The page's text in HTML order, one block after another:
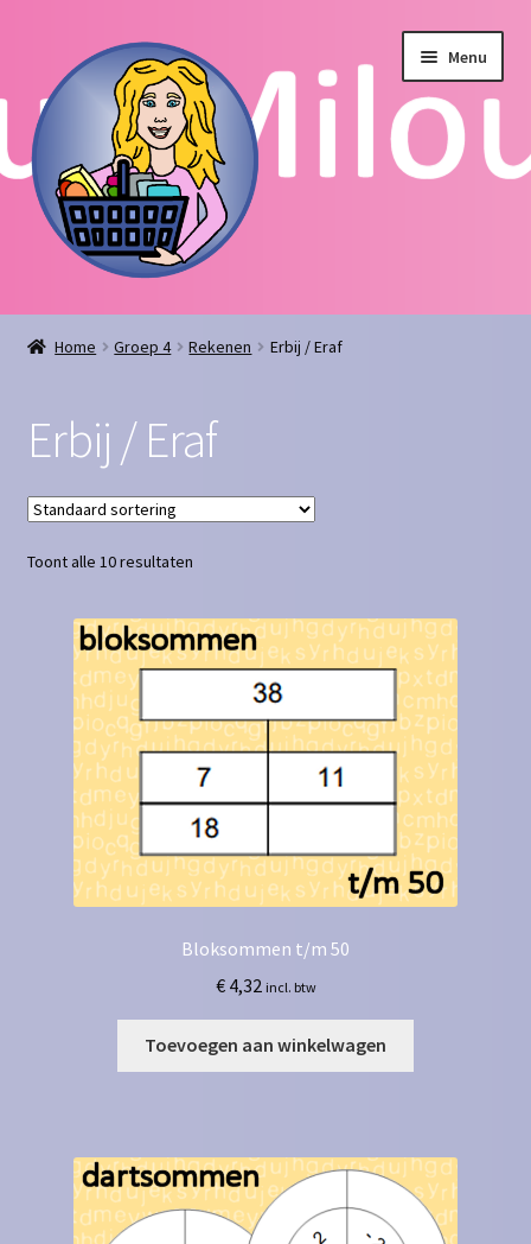
door
naar
navigatie
de
inhoud
Menu
Home
Algemene voorwaarden
Blog
Contact
Homepagina
Mijn account
Privacy Policy
Winkelmand
Winkel
Home Groep 4 Rekenen Erbij / Eraf
Erbij / Eraf
Toont alle 10 resultaten
Bloksommen t/m 50
€4,32 incl. btw
Toevoegen aan winkelwagen